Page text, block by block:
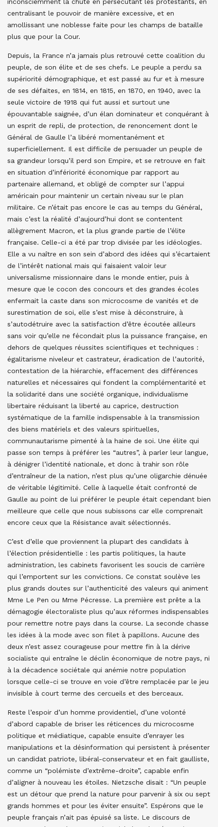
inconsciemment la chute en persécutant les protestants, en
centralisant le pouvoir de manière excessive, et en
amollissant une noblesse faite pour les champs de bataille
plus que pour la Cour.
Depuis, la France n’a jamais plus retrouvé cette coalition du
peuple, de son élite et de ses chefs. Le peuple a perdu sa
supériorité démographique, et est passé au fur et à mesure
de ses défaites, en 1814, en 1815, en 1870, en 1940, avec la
seule victoire de 1918 qui fut aussi et surtout une
épouvantable saignée, d’un élan dominateur et conquérant à
un esprit de repli, de protection, de renoncement dont le
Général de Gaulle l’a libéré momentanément et
superficiellement. Il est difficile de persuader un peuple de
sa grandeur lorsqu’il perd son Empire, et se retrouve en fait
en situation d’infériorité économique par rapport au
partenaire allemand, et obligé de compter sur l’appui
américain pour maintenir un certain niveau sur le plan
militaire. Ce n’était pas encore le cas au temps du Général,
mais c’est la réalité d’aujourd’hui dont se contentent
allègrement Macron, et la plus grande partie de l’élite
française. Celle-ci a été par trop divisée par les idéologies.
Elle a vu naître en son sein d’abord des idées qui s’écartaient
de l’intérêt national mais qui faisaient valoir leur
universalisme missionnaire dans le monde entier, puis à
mesure que le cocon des concours et des grandes écoles
enfermait la caste dans son microcosme de vanités et de
surestimation de soi, elle s’est mise à déconstruire, à
s’autodétruire avec la satisfaction d’être écoutée ailleurs
sans voir qu’elle ne fécondait plus la puissance française, en
dehors de quelques réussites scientifiques et techniques :
égalitarisme niveleur et castrateur, éradication de l’autorité,
contestation de la hiérarchie, effacement des différences
naturelles et nécessaires qui fondent la complémentarité et
la solidarité dans une société organique, individualisme
libertaire réduisant la liberté au caprice, destruction
systématique de la famille indispensable à la transmission
des biens matériels et des valeurs spirituelles,
communautarisme pimenté à la haine de soi. Une élite qui
passe son temps à préférer les “autres”, à parler leur langue,
à dénigrer l’identité nationale, et donc à trahir son rôle
d’entraîneur de la nation, n’est plus qu’une oligarchie dénuée
de véritable légitimité. Celle à laquelle était confronté de
Gaulle au point de lui préférer le peuple était cependant bien
meilleure que celle que nous subissons car elle comprenait
encore ceux que la Résistance avait sélectionnés.
C’est d’elle que proviennent la plupart des candidats à
l’élection présidentielle : les partis politiques, la haute
administration, les cabinets favorisent les soucis de carrière
qui l’emportent sur les convictions. Ce constat soulève les
plus grands doutes sur l’authenticité des valeurs qui animent
Mme Le Pen ou Mme Pécresse. La première est prête a la
démagogie électoraliste plus qu’aux réformes indispensables
pour remettre notre pays dans la course. La seconde chasse
les idées à la mode avec son filet à papillons. Aucune des
deux n’est assez courageuse pour mettre fin à la dérive
socialiste qui entraîne le déclin économique de notre pays, ni
à la décadence sociétale qui anémie notre population
lorsque celle-ci se trouve en voie d’être remplacée par le jeu
invisible à court terme des cercueils et des berceaux.
Reste l’espoir d’un homme providentiel, d’une volonté
d’abord capable de briser les réticences du microcosme
politique et médiatique, capable ensuite d’enrayer les
manipulations et la désinformation qui persistent à présenter
un candidat patriote, libéral-conservateur et en fait gaulliste,
comme un “polémiste d’extrême-droite”, capable enfin
d’aligner à nouveau les étoiles. Nietzsche disait : “Un peuple
est un détour que prend la nature pour parvenir à six ou sept
grands hommes et pour les éviter ensuite”. Espérons que le
peuple français n’ait pas épuisé sa liste. Le discours de